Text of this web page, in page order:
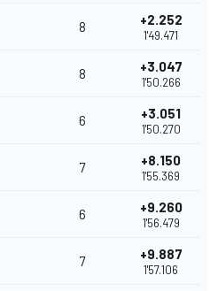
8 +2.252
1'49.471
8 +3.047
1'50.266
6 +3.051
1'50.270
7 +8.150
1'55.369
6 +9.260
1'56.479
7 +9.887
1'57.106